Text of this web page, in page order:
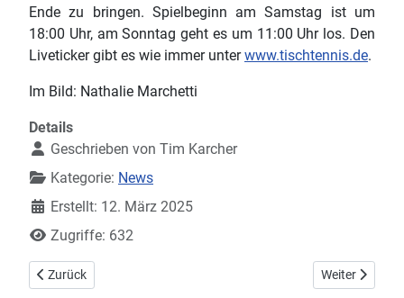
Ende zu bringen. Spielbeginn am Samstag ist um
18:00 Uhr, am Sonntag geht es um 11:00 Uhr los. Den
Liveticker gibt es wie immer unterwww.tischtennis.de.
Im Bild: Nathalie Marchetti
Details
Geschrieben von Tim Karcher
Kategorie: News
Erstellt: 12. März 2025
Zugriffe: 632
Vorheriger Beitrag: Regionalliga Herren: VfR Birkmannsweiler -
Zurück Nächster
Weiter